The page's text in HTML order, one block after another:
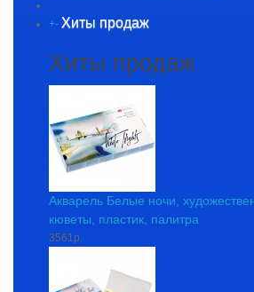
+- Хиты продаж
Хиты продаж
Акварель Белые ночи,
кюветы, пластик, палитра
3561р.